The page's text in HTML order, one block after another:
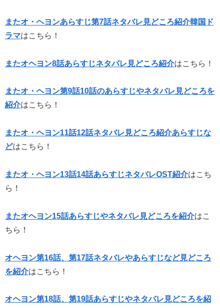
またオ・ヘヨンあらすじ第7話ネタバレ見どころ紹介韓国ド
ラマはこちら！
またオヘヨン8話あらすじネタバレ見どころ紹介はこちら！
またオ・ヘヨン第9話10話のあらすじやネタバレ見どころを
紹介はこちら！
またオ・ヘヨン11話12話ネタバレ見どころ紹介あらすじな
どはこちら！
またオ・ヘヨン13話14話あらすじネタバレOST紹介はこち
ら！
またオヘヨン15話あらすじやネタバレ見どころを紹介はこ
ちら！
オヘヨン第16話、第17話ネタバレやあらすじなど見どころ
を紹介はこちら！
オヘヨン第18話、第19話あらすじやネタバレ見どころを紹